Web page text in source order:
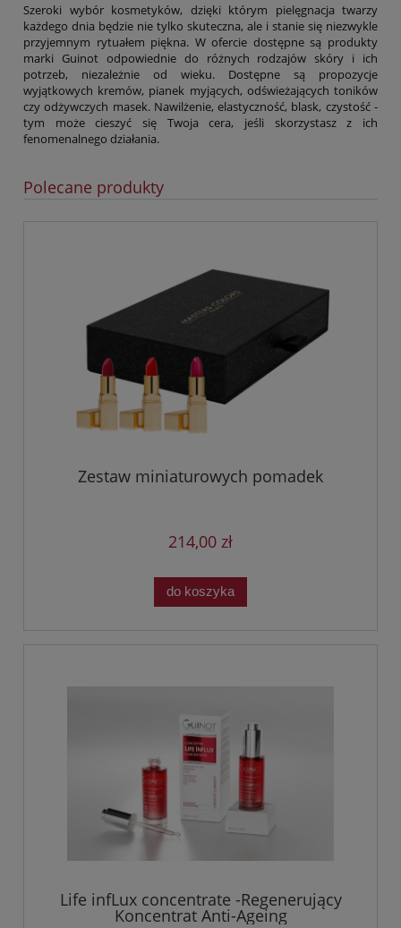
Szeroki wybór kosmetyków, dzięki którym pielęgnacja twarzy
każdego dnia będzie nie tylko skuteczna, ale i stanie się niezwykle
przyjemnym rytuałem piękna. W ofercie dostępne są produkty
marki Guinot odpowiednie do różnych rodzajów skóry i ich
potrzeb, niezależnie od wieku. Dostępne są propozycje
wyjątkowych kremów, pianek myjących, odświeżających toników
czy odżywczych masek. Nawilżenie, elastyczność, blask, czystość -
tym może cieszyć się Twoja cera, jeśli skorzystasz z ich
fenomenalnego działania.
Polecane produkty
Zestaw miniaturowych pomadek
214,00 zł
do koszyka
Life infLux concentrate -Regenerujący
Koncentrat Anti-Ageing